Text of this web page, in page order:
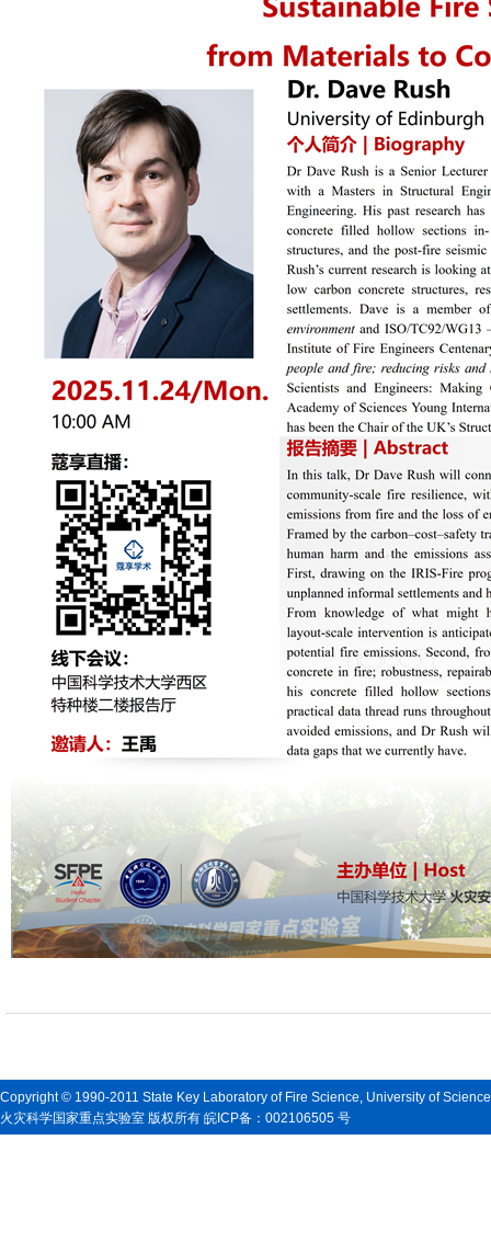
Copyright © 1990-2011 State Key Laboratory of Fire Science, University of
火灾科学国家重点实验室 版权所有 皖ICP备：002106505 号